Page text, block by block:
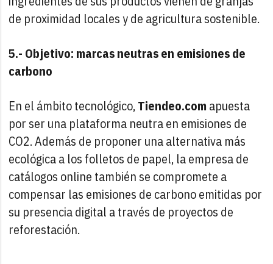
de proximidad locales y de agricultura sostenible.
5.- Objetivo: marcas neutras en emisiones de
carbono
En el ámbito tecnológico,Tiendeo.com apuesta
por ser una plataforma neutra en emisiones de
CO2. Además de proponer una alternativa más
ecológica a los folletos de papel, la empresa de
catálogos online también se compromete a
compensar las emisiones de carbono emitidas por
su presencia digital a través de proyectos de
reforestación.